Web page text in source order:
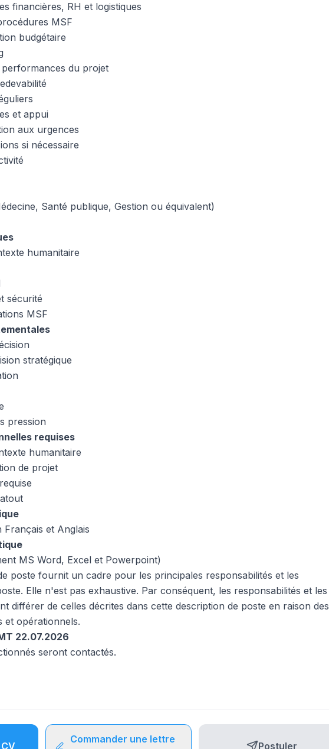
financières, RH et logistiques
MSF
budgétaire
du projet
et appui
aux urgences
si nécessaire
Santé publique, Gestion ou équivalent)
humanitaire
sécurité
MSF
stratégique
pression
requises
humanitaire
de projet
et Anglais
MS Word, Excel et Powerpoint)
poste fournit un cadre pour les principales responsabilités et les
Elle n'est pas exhaustive. Par conséquent, les responsabilités et les
différer de celles décrites dans cette description de poste en raison des
et opérationnels.
22.07.2026
seront contactés.
Commander une lettre
Postuler